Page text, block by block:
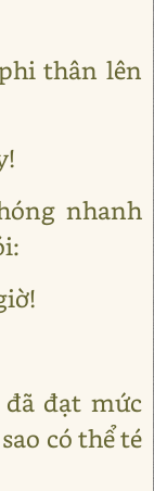
thân lên
nhanh
đạt mức
có thể té